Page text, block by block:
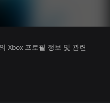
Xbox 프로필 정보 및 관련